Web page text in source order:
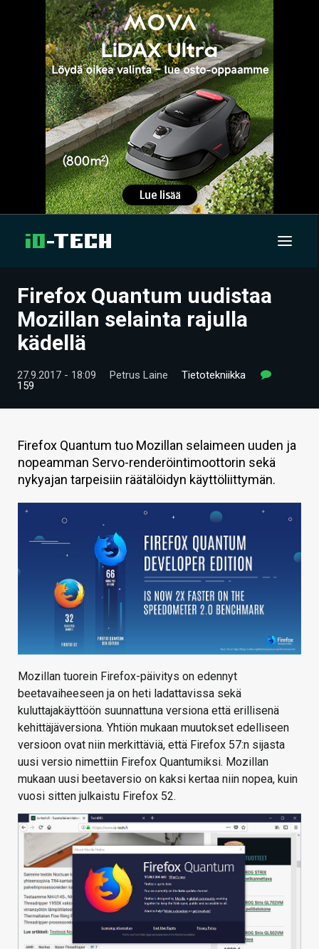
UUTISET
ARTIKKELIT
VIDEOT
HINTA.FI
KAUPPA
VAIHDA TEEMA
HAKU
Firefox Quantum uudistaa
Mozillan selainta rajulla
kädellä
27.9.2017 - 18:09 Petrus Laine
Tietotekniikka
159
Firefox Quantum tuo Mozillan selaimeen uuden ja
nopeamman Servo-renderöintimoottorin sekä
nykyajan tarpeisiin räätälöidyn käyttöliittymän.
Mozillan tuorein Firefox-päivitys on edennyt
beetavaiheeseen ja on heti ladattavissa sekä
kuluttajakäyttöön suunnattuna versiona että erillisenä
kehittäjäversiona. Yhtiön mukaan muutokset edelliseen
versioon ovat niin merkittäviä, että Firefox 57:n sijasta
uusi versio nimettiin Firefox Quantumiksi. Mozillan
mukaan uusi beetaversio on kaksi kertaa niin nopea, kuin
vuosi sitten julkaistu Firefox 52.